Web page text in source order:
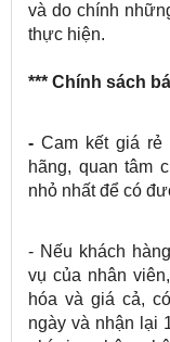
và do chính
thực hiện.
*** Chính sách
- Cam kết giá rẻ
hãng, quan tâm
nhỏ nhất để có
- Nếu khách
vụ của nhân
hóa và giá cả,
ngày và nhận lại